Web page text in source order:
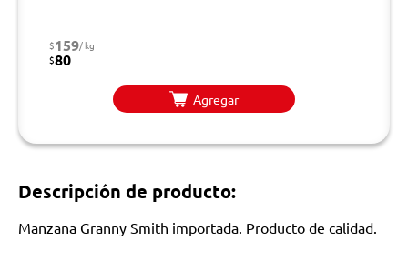
$159/ kg
$80
Agregar
Descripción de producto:
Manzana Granny Smith importada. Producto de calidad.